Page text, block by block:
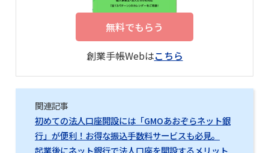
無料でもらう
創業手帳Webはこちら
関連記事
初めての法人口座開設には「GMOあおぞらネット銀
行」が便利！お得な振込手数料サービスも必見。
起業後にネット銀行で法人口座を開設するメリット